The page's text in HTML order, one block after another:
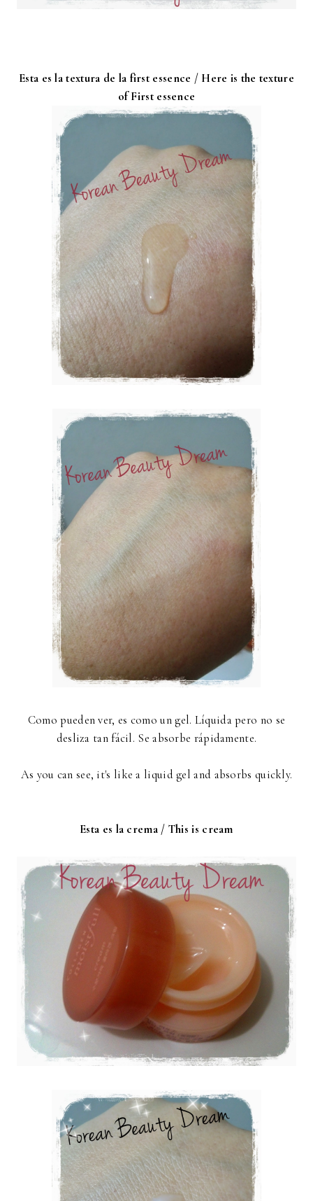
Esta es la textura de la first essence / Here is the texture
of First essence
Como pueden ver, es como un gel. Líquida pero no se
desliza tan fácil. Se absorbe rápidamente.
As you can see, it's like a liquid gel and absorbs quickly.
Esta es la crema / This is cream